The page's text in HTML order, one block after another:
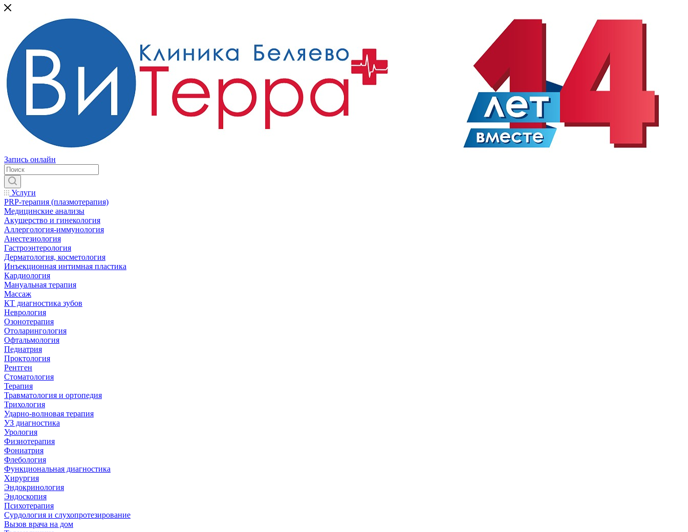
Запись онлайн
Услуги
PRP-терапия (плазмотерапия)
Медицинские анализы
Акушерство и гинекология
Аллергология-иммунология
Анестезиология
Гастроэнтерология
Дерматология, косметология
Инъекционная интимная пластика
Кардиология
Мануальная терапия
Массаж
КТ диагностика зубов
Неврология
Озонотерапия
Отоларингология
Офтальмология
Педиатрия
Проктология
Рентген
Стоматология
Терапия
Травматология и ортопедия
Трихология
Ударно-волновая терапия
УЗ диагностика
Урология
Физиотерапия
Фониатрия
Флебология
Функциональная диагностика
Хирургия
Эндокринология
Эндоскопия
Психотерапия
Сурдология и слухопротезирование
Вызов врача на дом